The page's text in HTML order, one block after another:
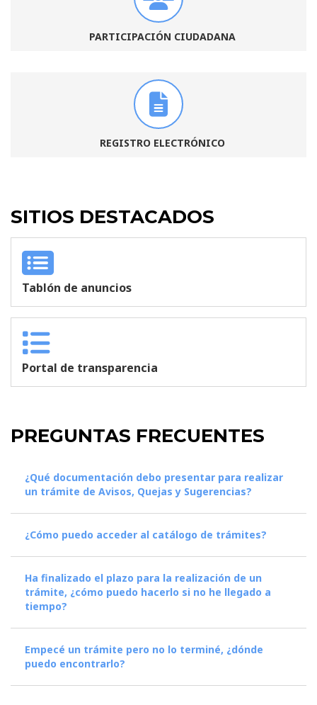
PARTICIPACIÓN CIUDADANA
REGISTRO ELECTRÓNICO
SITIOS DESTACADOS
Tablón de anuncios
Portal de transparencia
PREGUNTAS FRECUENTES
¿Qué documentación debo presentar para realizar
un trámite de Avisos, Quejas y Sugerencias?
¿Cómo puedo acceder al catálogo de trámites?
Ha finalizado el plazo para la realización de un
trámite, ¿cómo puedo hacerlo si no he llegado a
tiempo?
Empecé un trámite pero no lo terminé, ¿dónde
puedo encontrarlo?